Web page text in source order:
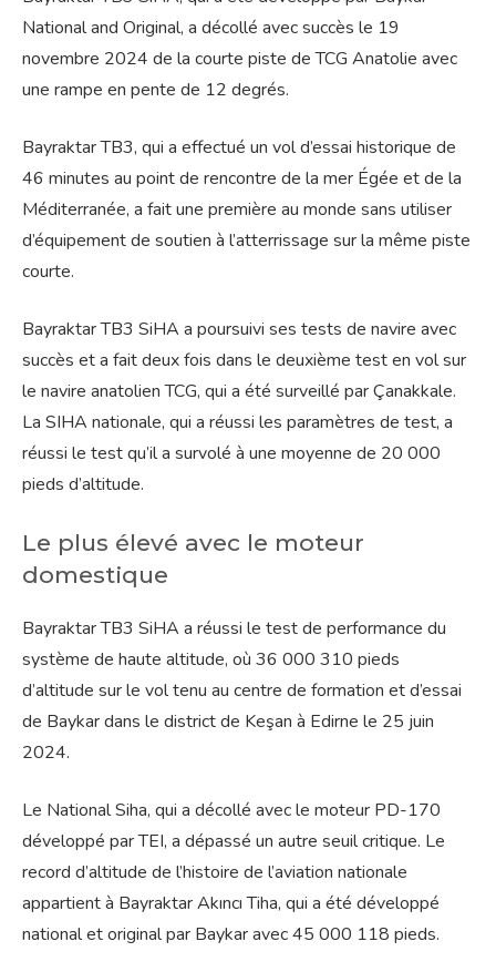
National and Original, a décollé avec succès le 19
novembre 2024 de la courte piste de TCG Anatolie avec
une rampe en pente de 12 degrés.
Bayraktar TB3, qui a effectué un vol d’essai historique de
46 minutes au point de rencontre de la mer Égée et de la
Méditerranée, a fait une première au monde sans utiliser
d’équipement de soutien à l’atterrissage sur la même piste
courte.
Bayraktar TB3 SiHA a poursuivi ses tests de navire avec
succès et a fait deux fois dans le deuxième test en vol sur
le navire anatolien TCG, qui a été surveillé par Çanakkale.
La SIHA nationale, qui a réussi les paramètres de test, a
réussi le test qu’il a survolé à une moyenne de 20 000
pieds d’altitude.
Le plus élevé avec le moteur
domestique
Bayraktar TB3 SiHA a réussi le test de performance du
système de haute altitude, où 36 000 310 pieds
d’altitude sur le vol tenu au centre de formation et d’essai
de Baykar dans le district de Keşan à Edirne le 25 juin
2024.
Le National Siha, qui a décollé avec le moteur PD-170
développé par TEI, a dépassé un autre seuil critique. Le
record d’altitude de l’histoire de l’aviation nationale
appartient à Bayraktar Akıncı Tiha, qui a été développé
national et original par Baykar avec 45 000 118 pieds.